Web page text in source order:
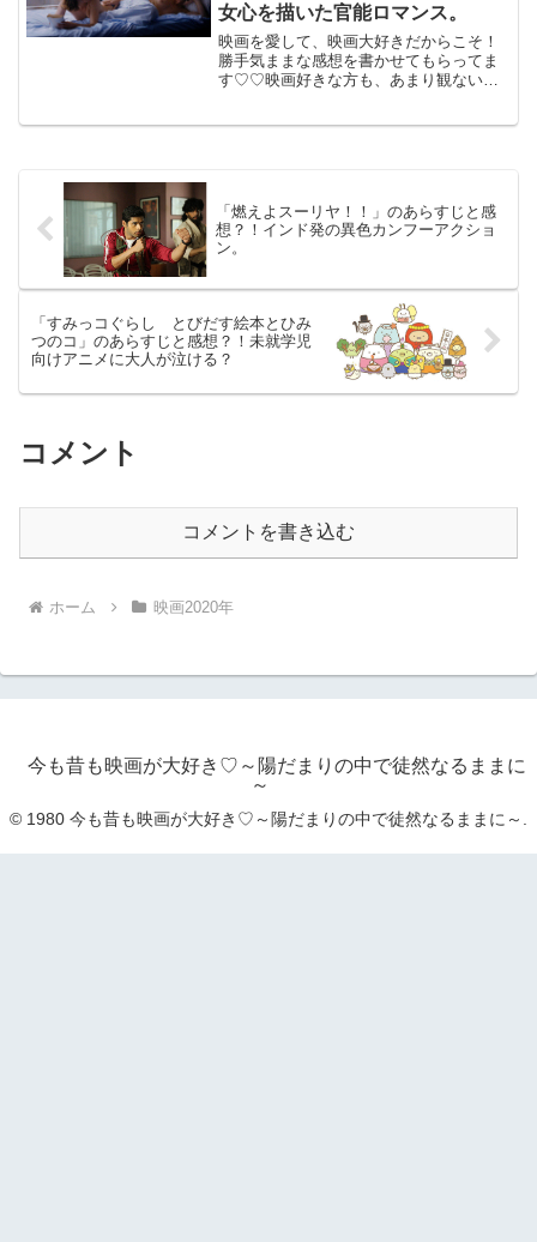
女心を描いた官能ロマンス。
映画を愛して、映画大好きだからこそ！
勝手気ままな感想を書かせてもらってま
す♡♡映画好きな方も、あまり観ない方
「燃えよスーリヤ！！」のあらすじと感
想？！インド発の異色カンフーアクショ
ン。
「すみっコぐらし とびだす絵本とひみ
つのコ」のあらすじと感想？！未就学児
向けアニメに大人が泣ける？
コメント
コメントを書き込む
ホーム 映画2020年
今も昔も映画が大好き♡～陽だまりの中で徒然なるままに
～
© 1980 今も昔も映画が大好き♡～陽だまりの中で徒然なるままに～.